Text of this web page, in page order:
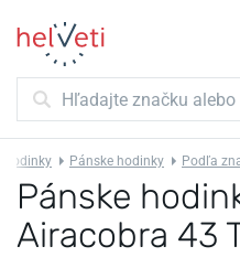
Hodinky Pánske hodinky Podľa
Pánske
Airacobra 43